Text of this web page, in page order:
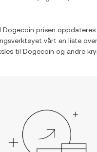
Dogecoin prisen oppdateres
vårt en liste
til Dogecoin og andre